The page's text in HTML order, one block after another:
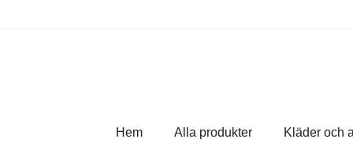
Hem Alla produkter Kläder och